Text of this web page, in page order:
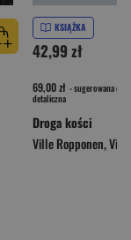
KSIĄŻKA
42,99 zł
69,00 zł - sugerowana cena
detaliczna
Droga kości
Ville Ropponen,Ville-